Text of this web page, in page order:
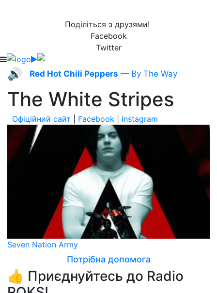
Поділіться з друзями!
Facebook
Twitter
🔊 Red Hot Chili Peppers — By The Way
The White Stripes
Офіційний сайт Facebook Instagram
Seven Nation Army
Потрібна допомога
👍 Приєднуйтесь до Radio